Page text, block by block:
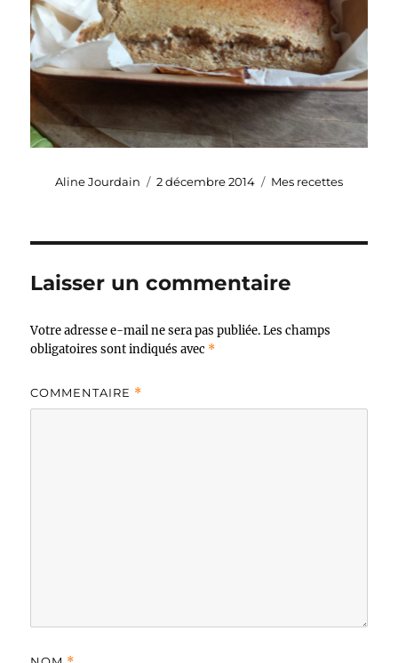
Auteur
Aline Jourdain
Publié
2 décembre 2014 Catégories
Mes recettes
Laisser un commentaire
Votre adresse e-mail ne sera pas publiée. Les champs
obligatoires sont indiqués avec *
COMMENTAIRE *